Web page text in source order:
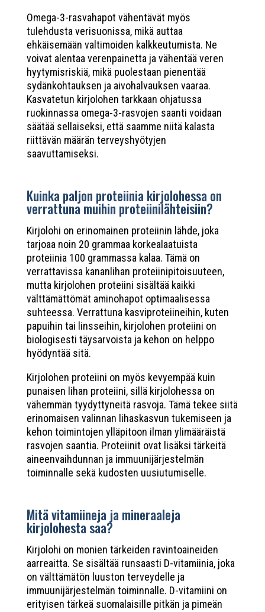
Omega-3-rasvahapot vähentävät myös
tulehdusta verisuonissa, mikä auttaa
ehkäisemään valtimoiden kalkkeutumista. Ne
voivat alentaa verenpainetta ja vähentää veren
hyytymisriskiä, mikä puolestaan pienentää
sydänkohtauksen ja aivohalvauksen vaaraa.
Kasvatetun kirjolohen tarkkaan ohjatussa
ruokinnassa omega-3-rasvojen saanti voidaan
säätää sellaiseksi, että saamme niitä kalasta
riittävän määrän terveyshyötyjen
saavuttamiseksi.
Kuinka paljon proteiinia kirjolohessa on
verrattuna muihin proteiinilähteisiin?
Kirjolohi on erinomainen proteiinin lähde, joka
tarjoaa noin 20 grammaa korkealaatuista
proteiinia 100 grammassa kalaa. Tämä on
verrattavissa kananlihan proteiinipitoisuuteen,
mutta kirjolohen proteiini sisältää kaikki
välttämättömät aminohapot optimaalisessa
suhteessa. Verrattuna kasviproteiineihin, kuten
papuihin tai linsseihin, kirjolohen proteiini on
biologisesti täysarvoista ja kehon on helppo
hyödyntää sitä.
Kirjolohen proteiini on myös kevyempää kuin
punaisen lihan proteiini, sillä kirjolohessa on
vähemmän tyydyttyneitä rasvoja. Tämä tekee siitä
erinomaisen valinnan lihaskasvun tukemiseen ja
kehon toimintojen ylläpitoon ilman ylimääräistä
rasvojen saantia. Proteiinit ovat lisäksi tärkeitä
aineenvaihdunnan ja immuunijärjestelmän
toiminnalle sekä kudosten uusiutumiselle.
Mitä vitamiineja ja mineraaleja
kirjolohesta saa?
Kirjolohi on monien tärkeiden ravintoaineiden
aarreaitta. Se sisältää runsaasti D-vitamiinia, joka
on välttämätön luuston terveydelle ja
immuunijärjestelmän toiminnalle. D-vitamiini on
erityisen tärkeä suomalaisille pitkän ja pimeän